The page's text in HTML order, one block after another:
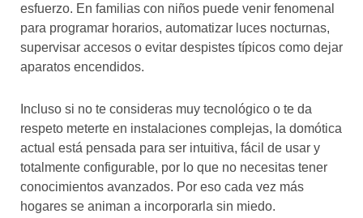
esfuerzo. En familias con niños puede venir fenomenal
para programar horarios, automatizar luces nocturnas,
supervisar accesos o evitar despistes típicos como dejar
aparatos encendidos.
Incluso si no te consideras muy tecnológico o te da
respeto meterte en instalaciones complejas, la domótica
actual está pensada para ser intuitiva, fácil de usar y
totalmente configurable, por lo que no necesitas tener
conocimientos avanzados. Por eso cada vez más
hogares se animan a incorporarla sin miedo.